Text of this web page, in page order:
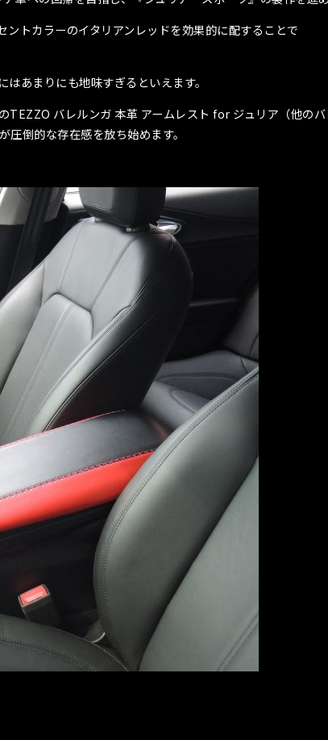
ントカラーのイタリアンレッドを効果的に配することで
あまりにも地味すぎるといえます。
バレルンガ 本革 アームレスト for ジュリア（他のバ
倒的な存在感を放ち始めます。